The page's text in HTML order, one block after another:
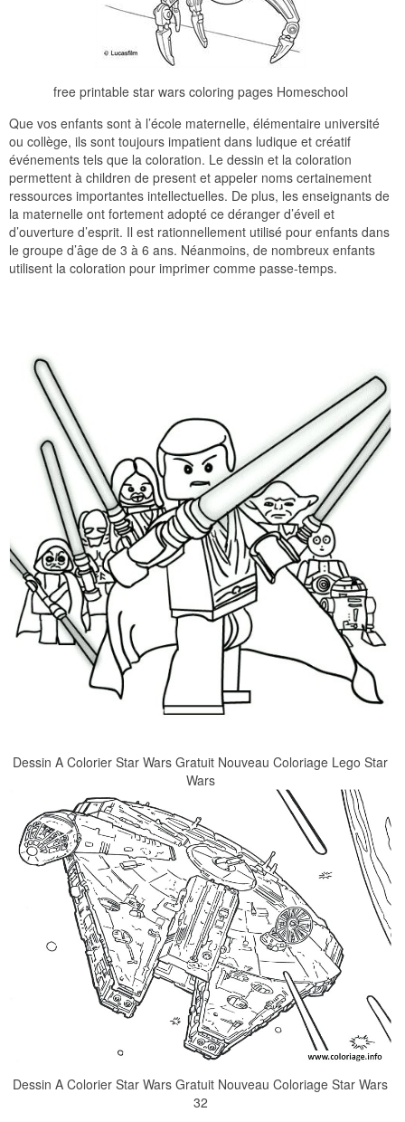
free printable star wars coloring pages Homeschool
Que vos enfants sont à l’école maternelle, élémentaire université
ou collège, ils sont toujours impatient dans ludique et créatif
événements tels que la coloration. Le dessin et la coloration
permettent à children de present et appeler noms certainement
ressources importantes intellectuelles. De plus, les enseignants de
la maternelle ont fortement adopté ce déranger d’éveil et
d’ouverture d’esprit. Il est rationnellement utilisé pour enfants dans
le groupe d’âge de 3 à 6 ans. Néanmoins, de nombreux enfants
utilisent la coloration pour imprimer comme passe-temps.
Dessin A Colorier Star Wars Gratuit Nouveau Coloriage Lego Star
Wars
Dessin A Colorier Star Wars Gratuit Nouveau Coloriage Star Wars
32